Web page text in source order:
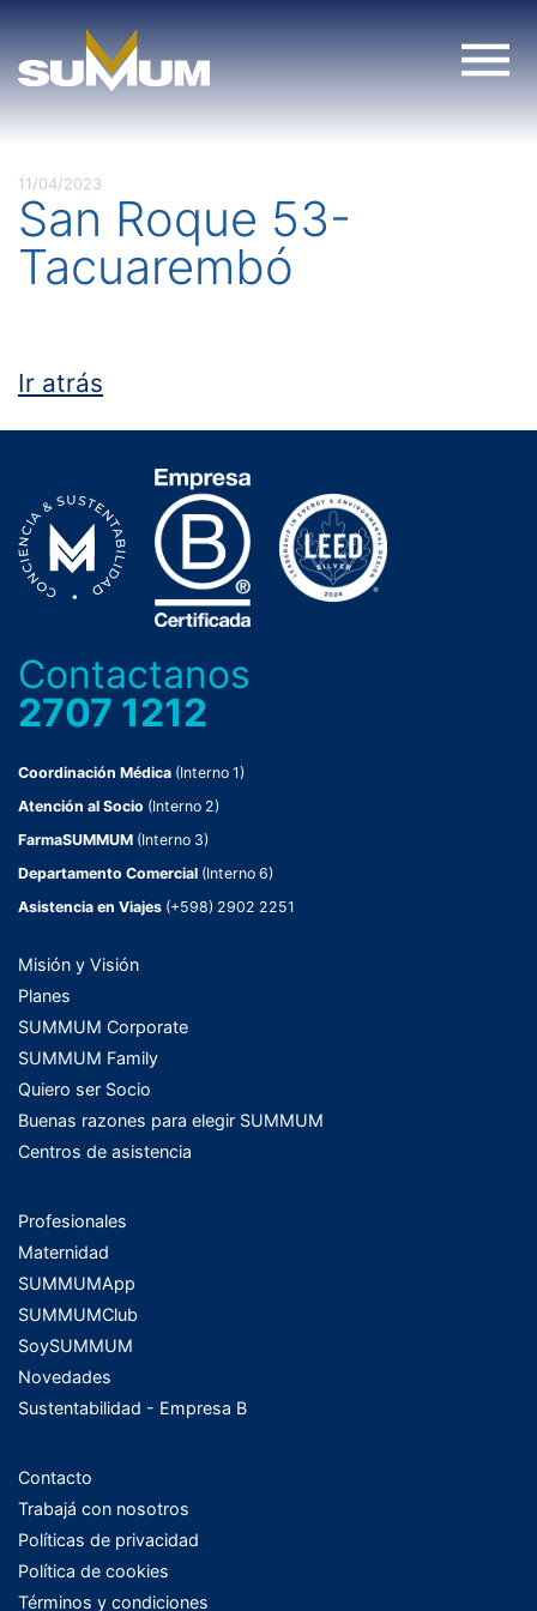
content
11/04/2023
San Roque 53-
Tacuarembó
Ir atrás
Contactanos
2707 1212
Coordinación Médica (Interno 1)
Atención al Socio (Interno 2)
FarmaSUMMUM (Interno 3)
Departamento Comercial (Interno 6)
Asistencia en Viajes (+598) 2902 2251
Misión y Visión
Planes
SUMMUM Corporate
SUMMUM Family
Quiero ser Socio
Buenas razones para elegir SUMMUM
Centros de asistencia
Profesionales
Maternidad
SUMMUMApp
SUMMUMClub
SoySUMMUM
Novedades
Sustentabilidad - Empresa B
Contacto
Trabajá con nosotros
Políticas de privacidad
Política de cookies
Términos y condiciones